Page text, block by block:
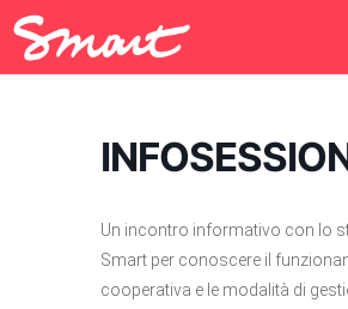
Un incontro informativo con lo
Smart per conoscere il
cooperativa e le modalità di